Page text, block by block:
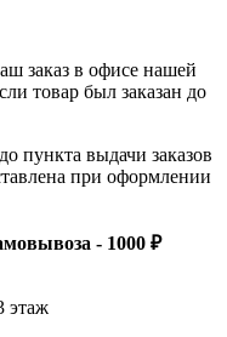
заказ в офисе нашей
товар был заказан до
пункта выдачи заказов
при оформлении
- 1000 ₽
этаж